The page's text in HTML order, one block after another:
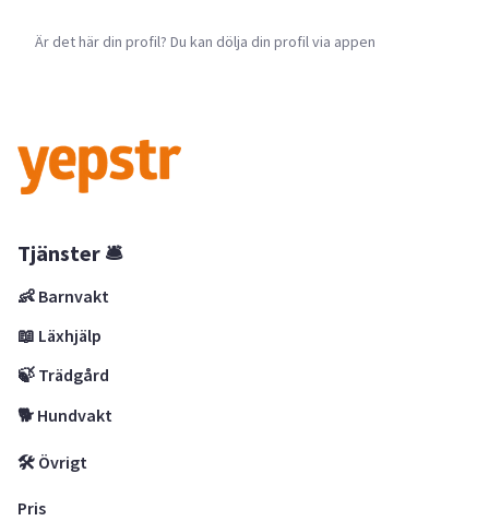
Är det här din profil? Du kan dölja din profil via appen
Tjänster 🛎
👶 Barnvakt
📖 Läxhjälp
🍃 Trädgård
🐕 Hundvakt
🛠 Övrigt
Pris